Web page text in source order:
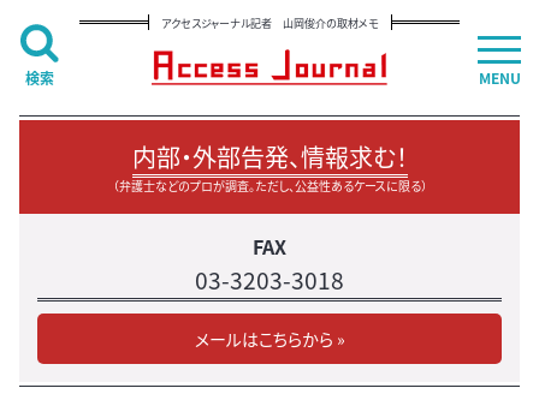
アクセスジャーナル記者 山岡俊介の取材メモ
内部・外部告発、情報求む！
（弁護士などのプロが調査。ただし、公益性あるケースに限る）
FAX
03-3203-3018
メールはこちらから »
MENU
検索